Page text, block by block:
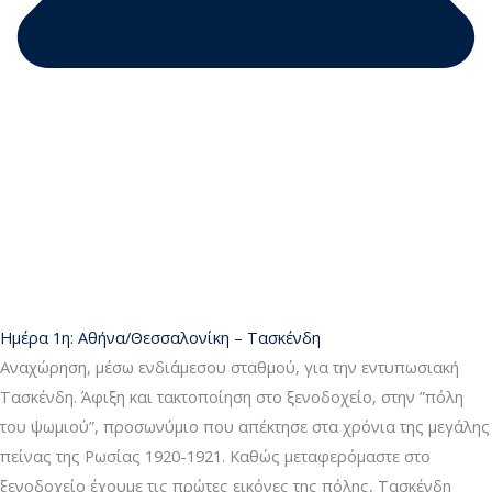
Ημέρα 1η: Αθήνα/Θεσσαλονίκη – Τασκένδη
Αναχώρηση, μέσω ενδιάμεσου σταθμού, για την εντυπωσιακή
Τασκένδη. Άφιξη και τακτοποίηση στο ξενοδοχείο, στην ”πόλη
του ψωμιού”, προσωνύμιο που απέκτησε στα χρόνια της μεγάλης
πείνας της Ρωσίας 1920-1921. Καθώς μεταφερόμαστε στο
ξενοδοχείο έχουμε τις πρώτες εικόνες της πόλης, Τασκένδη